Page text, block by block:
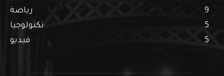
رياضة
9
تكنولوجيا
5
فيديو
5